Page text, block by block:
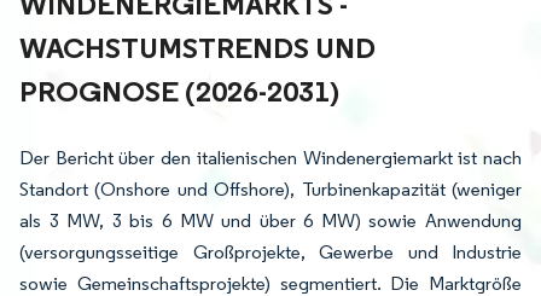
ACHSTUMSTRENDS UND P
ROGNOSE (2026-2031)
Der Bericht über den italienischen Windenergiemarkt ist nach
Standort (Onshore und Offshore), Turbinenkapazität (weniger
als 3 MW, 3 bis 6 MW und über 6 MW) sowie Anwendung
(versorgungsseitige Großprojekte, Gewerbe und Industrie
sowie Gemeinschaftsprojekte) segmentiert. Die Marktgröße